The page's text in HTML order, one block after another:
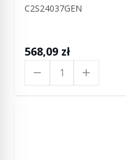
C2S24037GEN
568,09 zł